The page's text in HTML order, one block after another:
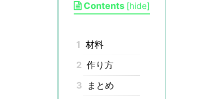
Contents [hide]
1 材料
2 作り方
3
まとめ